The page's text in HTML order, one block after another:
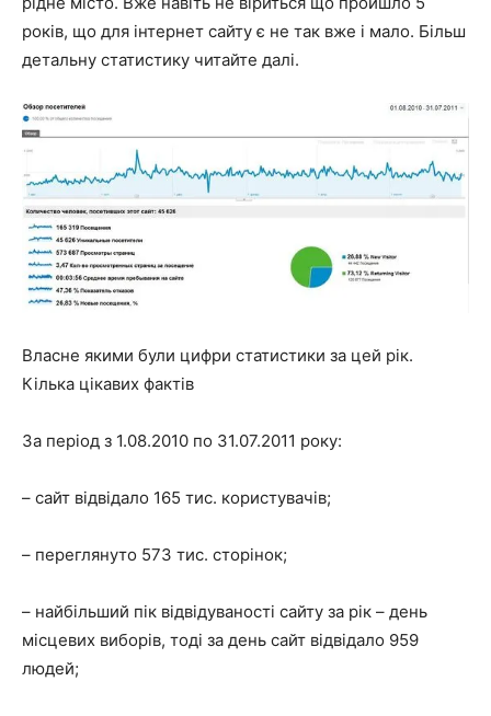
років, що для інтернет сайту є не так вже і мало. Більш
детальну статистику читайте далі.
Власне якими були цифри статистики за цей рік.
Кілька цікавих фактів
За період з 1.08.2010 по 31.07.2011 року:
– сайт відвідало 165 тис. користувачів;
– переглянуто 573 тис. сторінок;
– найбільший пік відвідуваності сайту за рік – день
місцевих виборів, тоді за день сайт відвідало 959
людей;